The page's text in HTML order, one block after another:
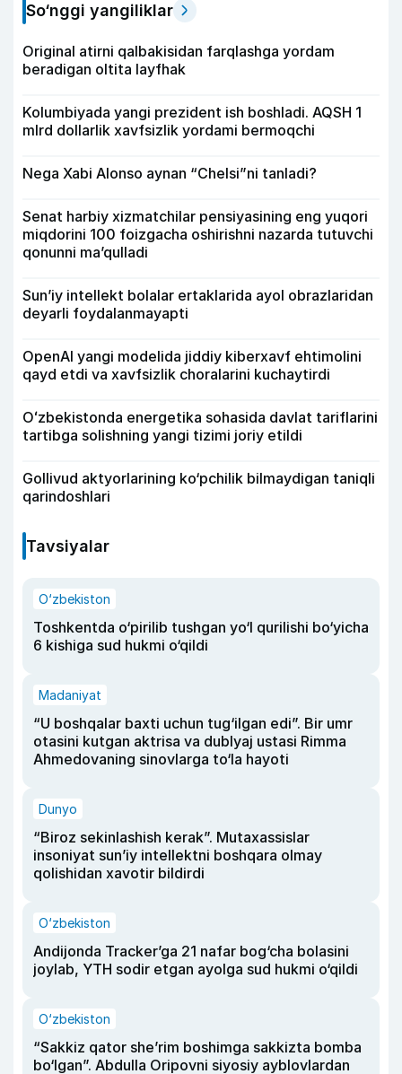
So‘nggi yangiliklar
Original atirni qalbakisidan farqlashga yordam
beradigan oltita layfhak
Kolumbiyada yangi prezident ish boshladi. AQSH 1
mlrd dollarlik xavfsizlik yordami bermoqchi
Nega Xabi Alonso aynan “Chelsi”ni tanladi?
Senat harbiy xizmatchilar pensiyasining eng yuqori
miqdorini 100 foizgacha oshirishni nazarda tutuvchi
qonunni ma’qulladi
Sun’iy intellekt bolalar ertaklarida ayol obrazlaridan
deyarli foydalanmayapti
OpenAI yangi modelida jiddiy kiberxavf ehtimolini
qayd etdi va xavfsizlik choralarini kuchaytirdi
Oʻzbekistonda energetika sohasida davlat tariflarini
tartibga solishning yangi tizimi joriy etildi
Gollivud aktyorlarining ko‘pchilik bilmaydigan taniqli
qarindoshlari
Tavsiyalar
O‘zbekiston
Toshkentda o‘pirilib tushgan yo‘l qurilishi bo‘yicha
6 kishiga sud hukmi o‘qildi
Madaniyat
“U boshqalar baxti uchun tug‘ilgan edi”. Bir umr
otasini kutgan aktrisa va dublyaj ustasi Rimma
Ahmedovaning sinovlarga to‘la hayoti
Dunyo
“Biroz sekinlashish kerak”. Mutaxassislar
insoniyat sun’iy intellektni boshqara olmay
qolishidan xavotir bildirdi
O‘zbekiston
Andijonda Tracker’ga 21 nafar bog‘cha bolasini
joylab, YTH sodir etgan ayolga sud hukmi o‘qildi
O‘zbekiston
“Sakkiz qator she’rim boshimga sakkizta bomba
bo‘lgan”. Abdulla Oripovni siyosiy ayblovlardan